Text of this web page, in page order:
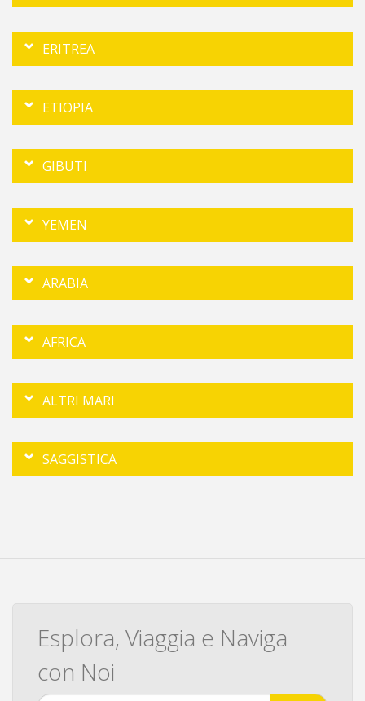
ERITREA
ETIOPIA
GIBUTI
YEMEN
ARABIA
AFRICA
ALTRI MARI
SAGGISTICA
Esplora, Viaggia e Naviga
con Noi